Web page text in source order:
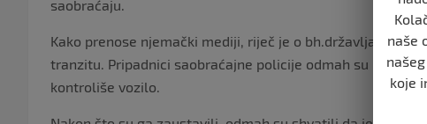
saobraćaju.
Kako prenose njemački mediji, riječ je o bh.državljaninu,
tranzitu. Pripadnici saobraćajne policije odmah su
kontroliše vozilo.
naše
koje